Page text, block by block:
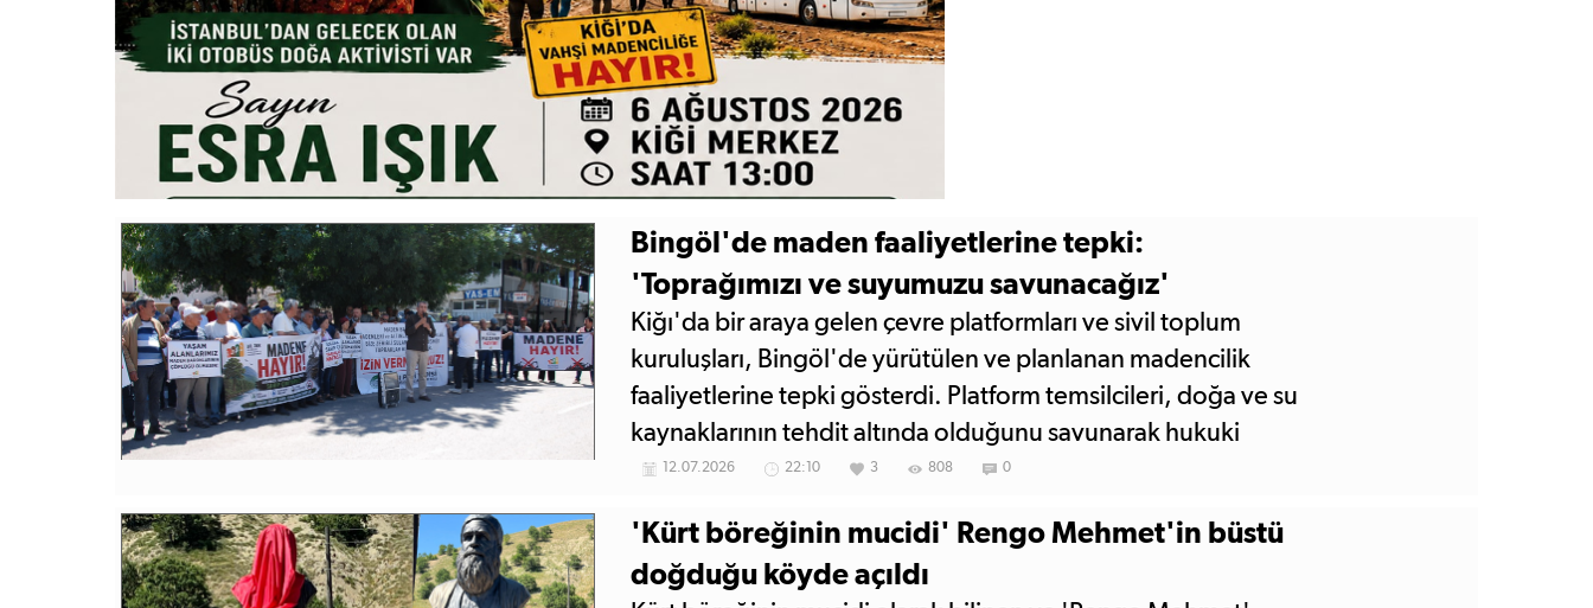
Bingöl'de maden faaliyetlerine tepki:
'Toprağımızı ve suyumuzu savunacağız'
Kiğı'da bir araya gelen çevre platformları ve sivil toplum
kuruluşları, Bingöl'de yürütülen ve planlanan madencilik
faaliyetlerine tepki gösterdi. Platform temsilcileri, doğa ve su
kaynaklarının tehdit altında olduğunu savunarak hukuki
mücadeleyi sürdüreceklerini açıkladı.
12.07.2026 22:10 3 808 0
'Kürt böreğinin mucidi' Rengo Mehmet'in büstü
doğduğu köyde açıldı